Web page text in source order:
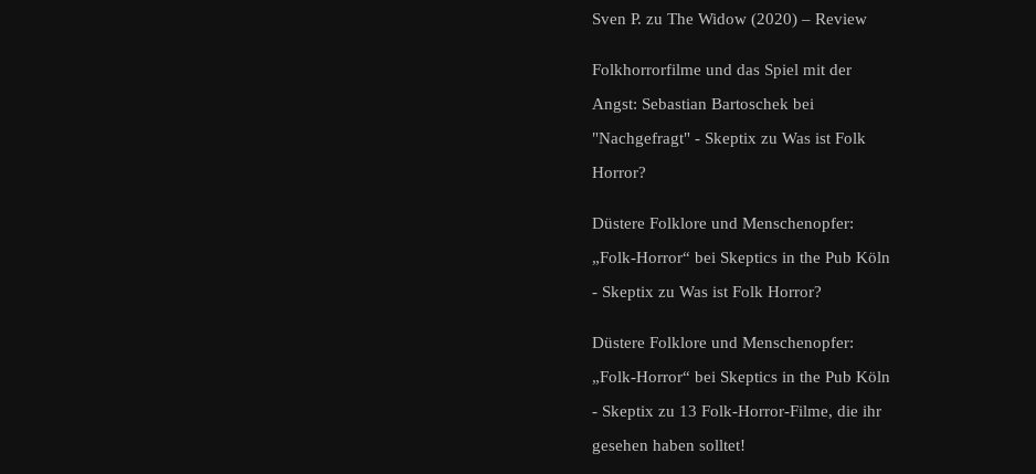
Sven P. zu The Widow (2020) – Review
Folkhorrorfilme und das Spiel mit der
Angst: Sebastian Bartoschek bei
"Nachgefragt" - Skeptix zu Was ist Folk
Horror?
Düstere Folklore und Menschenopfer:
„Folk-Horror“ bei Skeptics in the Pub Köln
- Skeptix zu Was ist Folk Horror?
Düstere Folklore und Menschenopfer:
„Folk-Horror“ bei Skeptics in the Pub Köln
- Skeptix zu 13 Folk-Horror-Filme, die ihr
gesehen haben solltet!